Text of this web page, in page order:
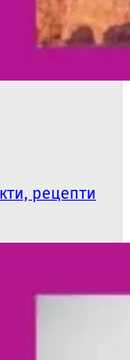
рецепти